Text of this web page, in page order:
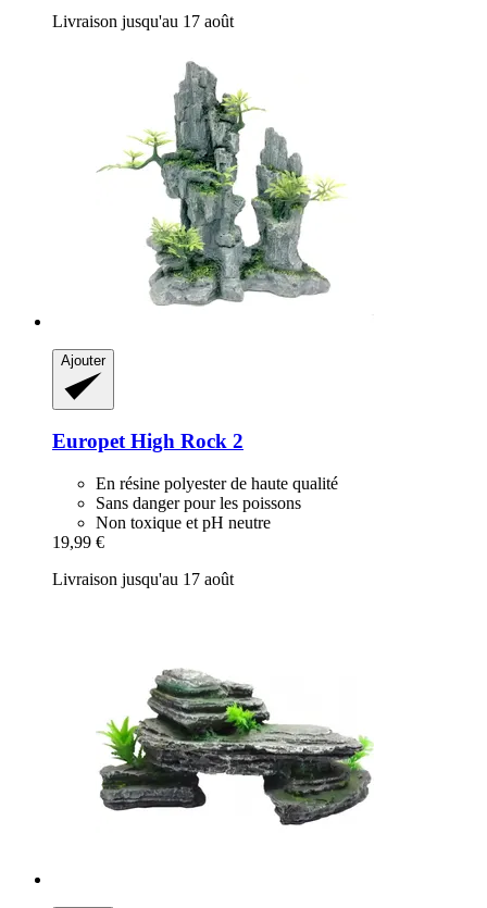
Livraison jusqu'au 17 août
Ajouter
EuropetHigh Rock 2
En résine polyester de haute qualité
Sans danger pour les poissons
Non toxique et pH neutre
19,99 €
Livraison jusqu'au 17 août